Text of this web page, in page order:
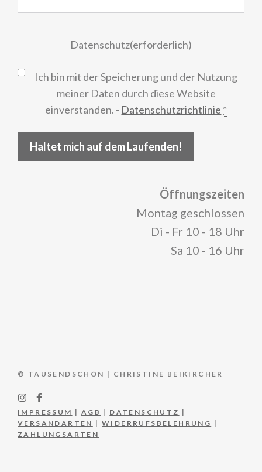
Datenschutz(erforderlich)
Ich bin mit der Speicherung und der Nutzung
meiner Daten durch diese Website
einverstanden. - Datenschutzrichtlinie *
Haltet mich auf dem Laufenden!
Öffnungszeiten
Montag geschlossen
Di - Fr 10 - 18 Uhr
Sa 10 - 16 Uhr
© TAUSENDSCHÖN | CHRISTINE BEIKIRCHER
IMPRESSUM | AGB | DATENSCHUTZ |
VERSANDARTEN |WIDERRUFSBELEHRUNG |
ZAHLUNGSARTEN